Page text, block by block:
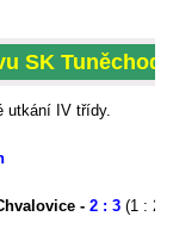
SK
utkání IV třídy.
- 2 : 3 (1 : 2)